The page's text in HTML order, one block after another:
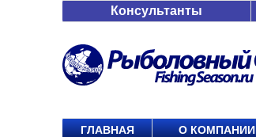
Консультанты
ГЛАВНАЯ О КОМПАНИИ